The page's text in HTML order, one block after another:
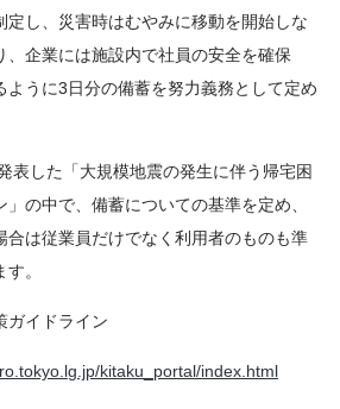
定し、災害時はむやみに移動を開始しな
、企業には施設内で社員の安全を確保
ように3日分の備蓄を努力義務として定め
表した「大規模地震の発生に伴う帰宅困
の中で、備蓄についての基準を定め、
合は従業員だけでなく利用者のものも準
。
ガイドライン
kitaku_portal/index.html